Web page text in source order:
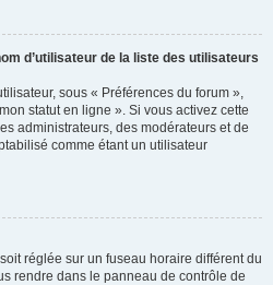
d’utilisateur de la liste des utilisateurs
sous « Préférences du forum »,
statut en ligne ». Si vous activez cette
administrateurs, des modérateurs et de
comme étant un utilisateur
réglée sur un fuseau horaire différent du
rendre dans le panneau de contrôle de